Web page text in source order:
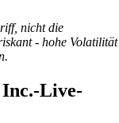
nicht die
- hohe Volatilität
Inc.-Live-